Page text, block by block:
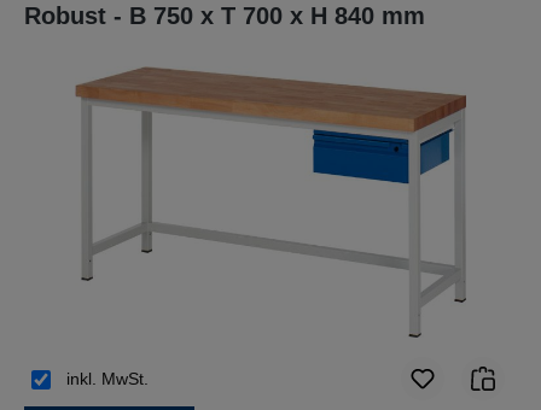
Robust - B 750 x T 700 x H 840 mm
Bildergalerie überspringen
inkl. MwSt.